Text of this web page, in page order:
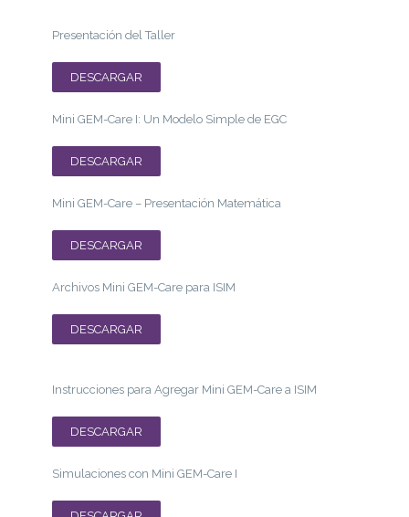
Presentación del Taller
DESCARGAR
Mini GEM-Care I: Un Modelo Simple de EGC
DESCARGAR
Mini GEM-Care – Presentación Matemática
DESCARGAR
Archivos Mini GEM-Care para ISIM
DESCARGAR
Instrucciones para Agregar Mini GEM-Care a ISIM
DESCARGAR
Simulaciones con Mini GEM-Care I